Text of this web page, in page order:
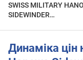
SWISS MILITARY
SIDEWINDER
secunda.com.ua
Динаміка